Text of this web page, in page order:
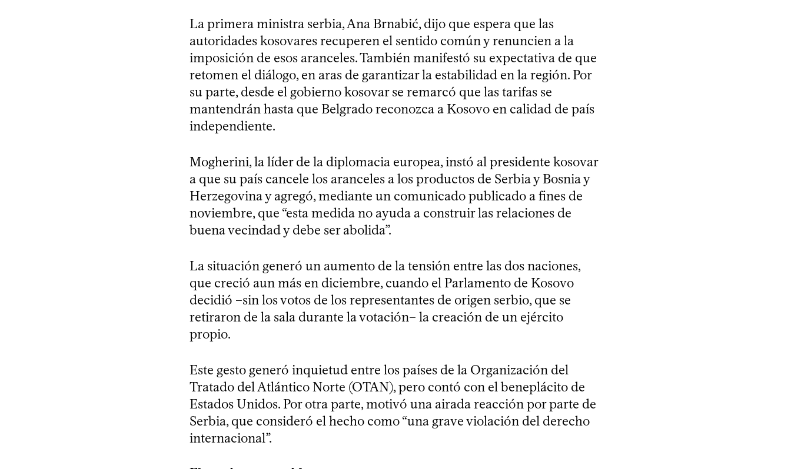
La primera ministra serbia, Ana Brnabić, dijo que espera que las
autoridades kosovares recuperen el sentido común y renuncien a la
imposición de esos aranceles. También manifestó su expectativa de que
retomen el diálogo, en aras de garantizar la estabilidad en la región. Por
su parte, desde el gobierno kosovar se remarcó que las tarifas se
mantendrán hasta que Belgrado reconozca a Kosovo en calidad de país
independiente.
Mogherini, la líder de la diplomacia europea, instó al presidente kosovar
a que su país cancele los aranceles a los productos de Serbia y Bosnia y
Herzegovina y agregó, mediante un comunicado publicado a fines de
noviembre, que “esta medida no ayuda a construir las relaciones de
buena vecindad y debe ser abolida”.
La situación generó un aumento de la tensión entre las dos naciones,
que creció aun más en diciembre, cuando el Parlamento de Kosovo
decidió –sin los votos de los representantes de origen serbio, que se
retiraron de la sala durante la votación– la creación de un ejército
propio.
Este gesto generó inquietud entre los países de la Organización del
Tratado del Atlántico Norte (OTAN), pero contó con el beneplácito de
Estados Unidos. Por otra parte, motivó una airada reacción por parte de
Serbia, que consideró el hecho como “una grave violación del derecho
internacional”.